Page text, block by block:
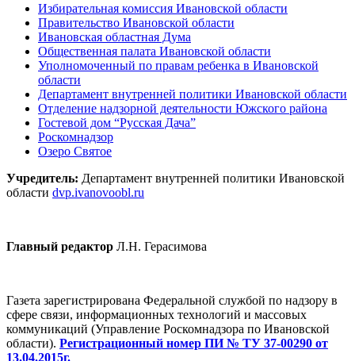
Избирательная комиссия Ивановской области
Правительство Ивановской области
Ивановская областная Дума
Общественная палата Ивановской области
Уполномоченный по правам ребенка в Ивановской
области
Департамент внутренней политики Ивановской области
Отделение надзорной деятельности Южского района
Гостевой дом “Русская Дача”
Роскомнадзор
Озеро Святое
Учредитель: Департамент внутренней политики Ивановской
области dvp.ivanovoobl.ru
Главный редактор Л.Н. Герасимова
Газета зарегистрирована Федеральной службой по надзору в
сфере связи, информационных технологий и массовых
коммуникаций (Управление Роскомнадзора по Ивановской
области). Регистрационный номер ПИ № ТУ 37-00290 от
13.04.2015г.